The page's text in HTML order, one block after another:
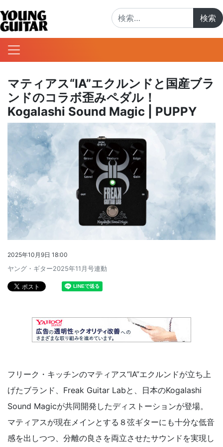
マティアス“IA”エクルンドと国産ブラ
ンドのコラボ歪みペダル！
Kogalashi Sound Magic | PUPPY
2025年10月9日 18:00
ヤング・ギター2025年11月号連動
フリーク・キッチンのマティアス“IA”エクルンドが立ち上
げたブランド、Freak Guitar Labと、日本のKogalashi
Sound Magicが共同開発したディストーションが登場。
マティアスが現在メインとする８弦ギターにも十分な低音
感を出しつつ、分離の良さを両立させたサウンドを実現し